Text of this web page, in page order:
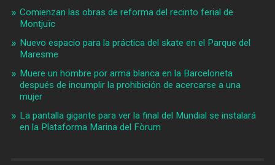
Comienzan las obras de reforma del recinto ferial de
Montjuïc
Nuevo espacio para la práctica del skate en el Parque del
Maresme
Muere un hombre por arma blanca en la Barceloneta
después de incumplir la prohibición de acercarse a una
mujer
La pantalla gigante para ver la final del Mundial se instalará
en la Plataforma Marina del Fòrum